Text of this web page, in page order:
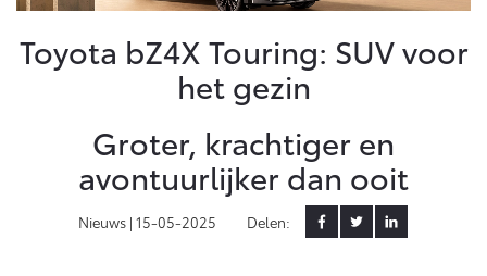
Contact en Route
Vacatures
Klantbeoordelingen
Vanaf € 23.750,- Vanaf € 27.195,-
Yaris Cross
HYBRIDE
Urban Cruiser
BATTERIJ-ELEKTRISCH
Service & Onderhoud
Werkplaatsafspraak
Zakelijk
Toyota bZ4X Touring: SUV voor
het gezin
Groter, krachtiger en
avontuurlijker dan ooit
Nieuws | 15-05-2025 Delen: